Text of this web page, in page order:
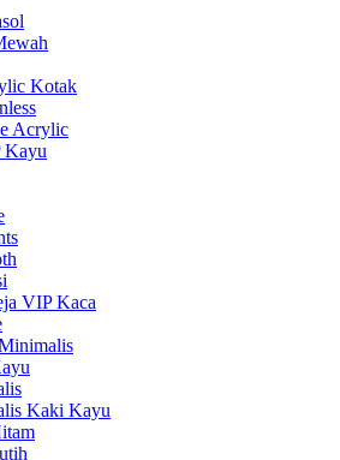
Kotak
Acrylic
Kayu
VIP Kaca
Kaki Kayu